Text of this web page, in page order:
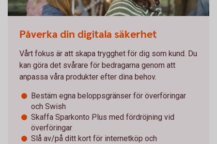
Påverka din digitala säkerhet
Vårt fokus är att skapa trygghet för dig som kund. Du
kan göra det svårare för bedragarna genom att
anpassa våra produkter efter dina behov.
Bestäm egna beloppsgränser för överföringar
och Swish
Skaffa Sparkonto Plus med fördröjning vid
överföringar
Slå av/på ditt kort för internetköp och